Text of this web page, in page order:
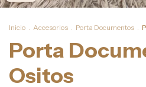
Inicio . Accesorios . Porta Documentos .
Porta
Ositos